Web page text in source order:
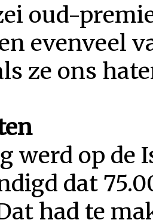
oud-
evenveel
ze ons
werd op de
dat
had te